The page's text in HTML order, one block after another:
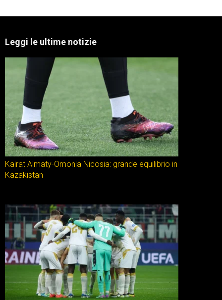
Leggi le ultime notizie
Kairat Almaty-Omonia Nicosia: grande equilibrio in
Kazakistan